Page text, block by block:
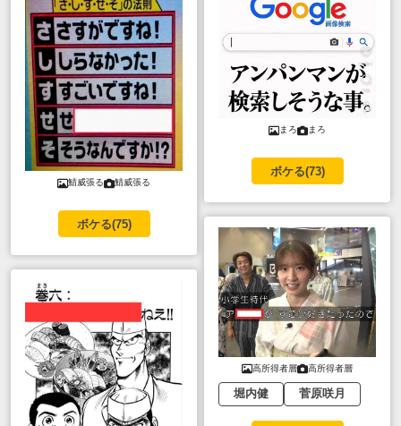
鯖威張る 鯖威張る
ボケる(75)
まろ まろ
ボケる(73)
高所得者層 高所得者層
堀内健 菅原咲月